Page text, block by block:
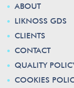
ABOUT
LIKNOSS GDS
CLIENTS
CONTACT
QUALITY
COOKIES